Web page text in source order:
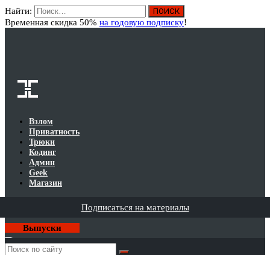
Найти:
Временная скидка 50% на годовую подписку!
Взлом
Приватность
Трюки
Кодинг
Админ
Geek
Магазин
Подписаться на материалы
Выпуски
Годовая
подписка